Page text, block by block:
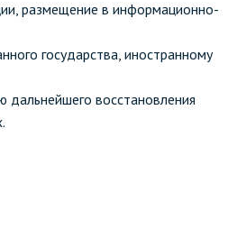
размещение в информационно-
государства, иностранному
восстановления